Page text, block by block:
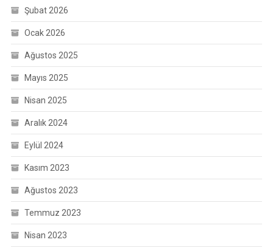
Şubat 2026
Ocak 2026
Ağustos 2025
Mayıs 2025
Nisan 2025
Aralık 2024
Eylül 2024
Kasım 2023
Ağustos 2023
Temmuz 2023
Nisan 2023